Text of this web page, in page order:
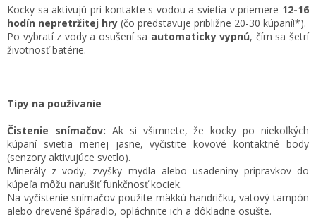
Kocky sa aktivujú pri kontakte s vodou a svietia v priemere 12-16
hodín nepretržitej hry (čo predstavuje približne 20-30 kúpaní!*).
Po vybratí z vody a osušení sa automaticky vypnú, čím sa šetrí
životnosť batérie.
Tipy na používanie
Čistenie snímačov: Ak si všimnete, že kocky po niekoľkých
kúpaní svietia menej jasne, vyčistite kovové kontaktné body
(senzory aktivujúce svetlo).
Minerály z vody, zvyšky mydla alebo usadeniny prípravkov do
kúpeľa môžu narušiť funkčnosť kociek.
Na vyčistenie snímačov použite mäkkú handričku, vatový tampón
alebo drevené špáradlo, opláchnite ich a dôkladne osušte.